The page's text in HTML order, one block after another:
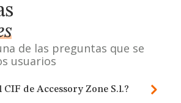
de las preguntas que se
usuarios
CIF de Accessory Zone S.l.?